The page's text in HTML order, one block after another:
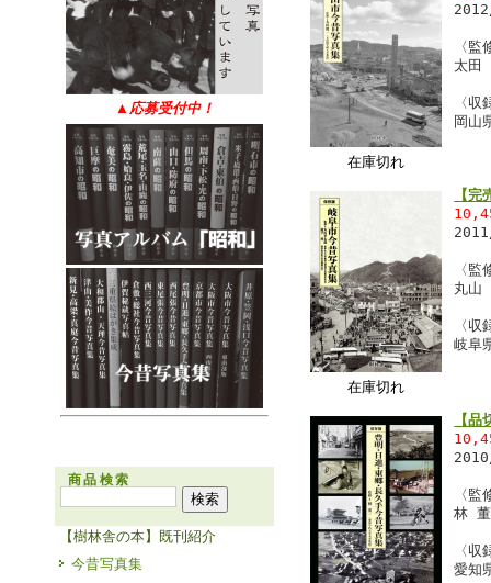
▲ 応募受付中！
商品検索
【樹林舎の本】既刊紹介
今昔写真集
在庫切れ
〈監
太田
〈収
岡山
在庫切れ
【
〈監
丸山
〈収
岐阜
【
〈監
林
〈収
愛知